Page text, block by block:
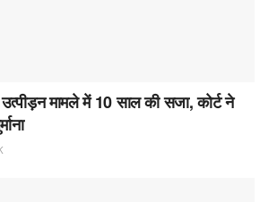
मामले में 10 साल की सजा, कोर्ट ने